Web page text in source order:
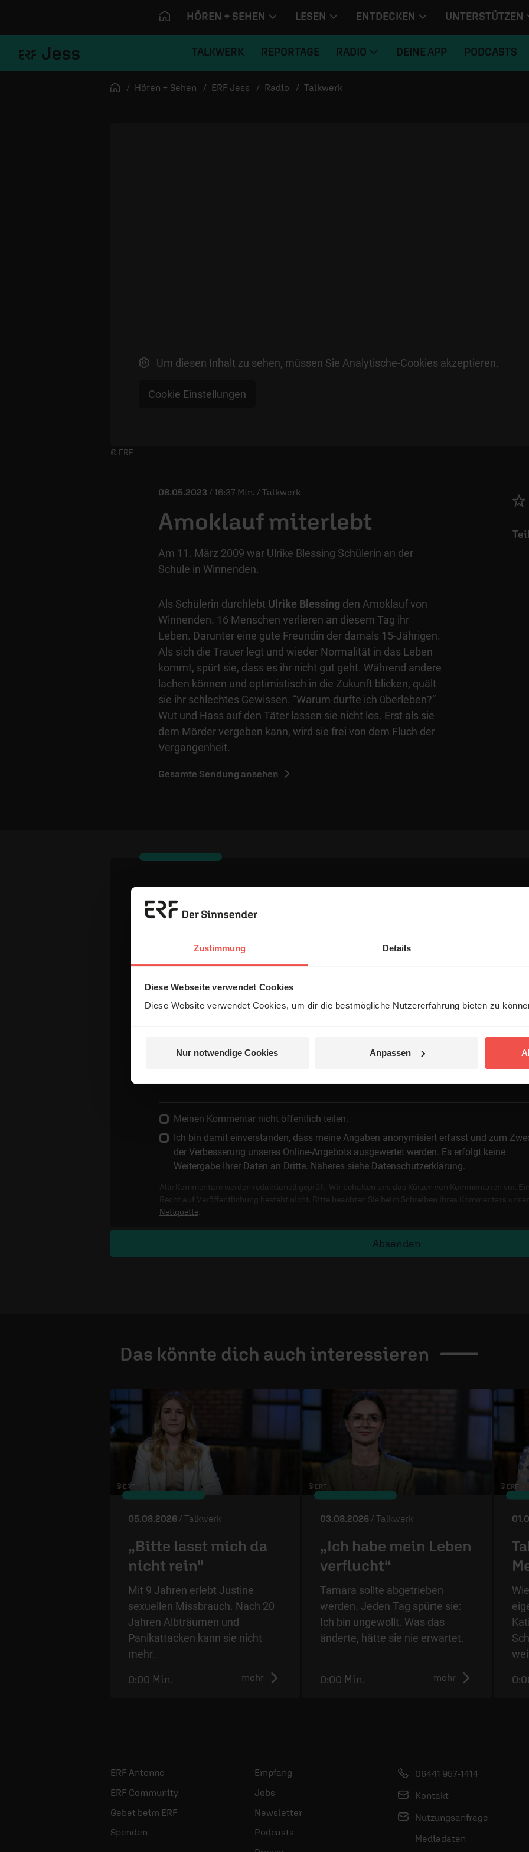
Zustimmung Details
Diese Webseite verwendet Cookies
Diese Website verwendet Cookies, um dir die bestmögliche Nutzererfahrung bieten zu
Nur notwendige Cookies Anpassen
HÖREN + SEHEN LESEN ENTDECKEN UNTERSTÜTZEN
TALKWERK REPORTAGE RADIO DEINE APP PODCASTS
Startseite
Hören + Sehen ERF Jess Radio Talkwerk
Um diesen Inhalt zu sehen, müssen Sie Analytische-Cookies akzeptieren.
Cookie Einstellungen
Player starten/anhalten
© ERF
08.05.2023 / 16:37 Min. / Talkwerk
Amoklauf miterlebt
Am 11. März 2009 war Ulrike Blessing Schülerin an der
Schule in Winnenden.
Als Schülerin durchlebt Ulrike Blessing den Amoklauf von
Winnenden. 16 Menschen verlieren an diesem Tag ihr
Leben. Darunter eine gute Freundin der damals 15-Jährigen.
Als sich die Trauer legt und wieder Normalität in das Leben
kommt, spürt sie, dass es ihr nicht gut geht. Während andere
lachen können und optimistisch in die Zukunft blicken, quält
sie ihr schlechtes Gewissen. “Warum durfte ich überleben?”
Wut und Hass auf den Täter lassen sie nicht los. Erst als sie
dem Mörder vergeben kann, wird sie frei von dem Fluch der
Vergangenheit.
Gesamte Sendung ansehen
Dein Kommentar
E-Mail:
Kommentar:
Meinen Kommentar nicht öffentlich teilen.
Ich bin damit einverstanden, dass meine Angaben anonymisiert erfasst und zum
der Verbesserung unseres Online-Angebots ausgewertet werden. Es erfolgt keine
Weitergabe Ihrer Daten an Dritte. Näheres siehe Datenschutzerklärung.
Alle Kommentare werden redaktionell geprüft. Wir behalten uns das Kürzen von Kommentaren vor. Ein
Recht auf Veröffentlichung besteht nicht. Bitte beachten Sie beim Schreiben Ihres Kommentars
Netiquette.
Absenden
Das könnte dich auch interessieren
© ERF
05.08.2026 / Talkwerk
„Bitte lasst mich da
nicht rein"
Mit 9 Jahren erlebt Justine
sexuellen Missbrauch. Nach 20
Jahren Albträumen und
Panikattacken kann sie nicht
mehr.
mehr
0:00 Min.
© ERF
03.08.2026 / Talkwerk
„Ich habe mein Leben
verflucht“
Tamara sollte abgetrieben
werden. Jeden Tag spürte sie:
Ich bin ungewollt. Was das
änderte, hätte sie nie erwartet.
mehr
0:00 Min.
© ERF
ERF Antenne
ERF Community
Gebet beim ERF
Spenden
Empfang
Jobs
Newsletter
Podcasts
06441 957-1414
Kontakt
Nutzungsanfrage
Mediadaten